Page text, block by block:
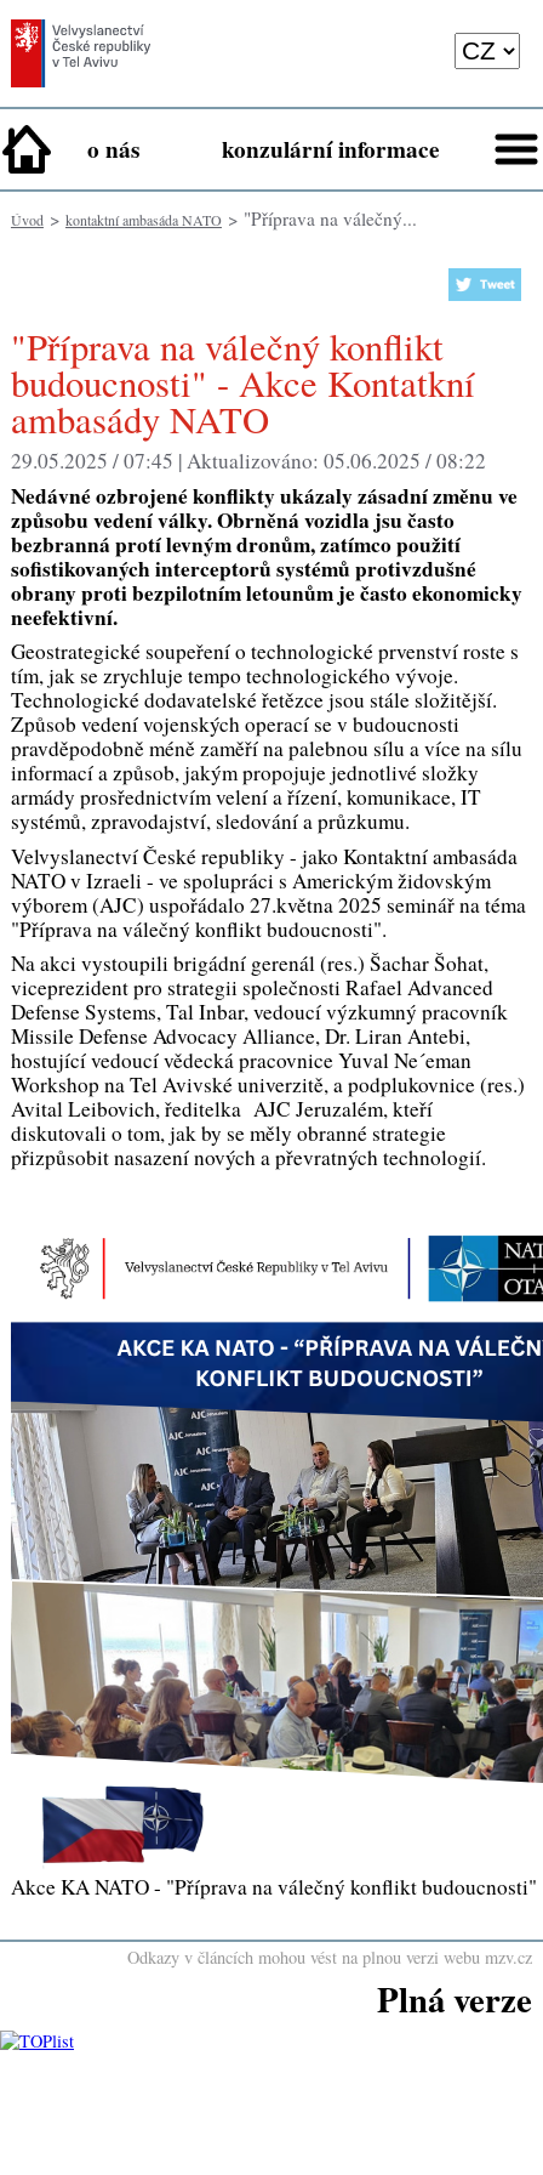
o nás konzulární informace
Úvod> kontaktní ambasáda NATO> "Příprava na válečný...
"Příprava na válečný konflikt
budoucnosti" - Akce Kontatkní
ambasády NATO
29.05.2025 / 07:45 |Aktualizováno: 05.06.2025 / 08:22
Nedávné ozbrojené konflikty ukázaly zásadní změnu ve
způsobu vedení války. Obrněná vozidla jsu často
bezbranná protí levným dronům, zatímco použití
sofistikovaných interceptorů systémů protivzdušné
obrany proti bezpilotním letounům je často ekonomicky
neefektivní.
Geostrategické soupeření o technologické prvenství roste s
tím, jak se zrychluje tempo technologického vývoje.
Technologické dodavatelské řetězce jsou stále složitější.
Způsob vedení vojenských operací se v budoucnosti
pravděpodobně méně zaměří na palebnou sílu a více na sílu
informací a způsob, jakým propojuje jednotlivé složky
armády prosřednictvím velení a řízení, komunikace, IT
systémů, zpravodajství, sledování a průzkumu.
Velvyslanectví České republiky - jako Kontaktní ambasáda
NATO v Izraeli - ve spolupráci s Americkým židovským
výborem (AJC) uspořádalo 27.května 2025 seminář na téma
"Příprava na válečný konflikt budoucnosti".
Na akci vystoupili brigádní gerenál (res.) Šachar Šohat,
viceprezident pro strategii společnosti Rafael Advanced
Defense Systems, Tal Inbar, vedoucí výzkumný pracovník
Missile Defense Advocacy Alliance, Dr. Liran Antebi,
hostující vedoucí vědecká pracovnice Yuval Ne´eman
Workshop na Tel Avivské univerzitě, a podplukovnice (res.)
Avital Leibovich, ředitelka AJC Jeruzalém, kteří
diskutovali o tom, jak by se měly obranné strategie
přizpůsobit nasazení nových a převratných technologií.
Akce KA NATO - "Příprava na válečný konflikt budoucnosti"
Odkazy v článcích mohou vést na plnou verzi webu mzv.cz
Plná verze